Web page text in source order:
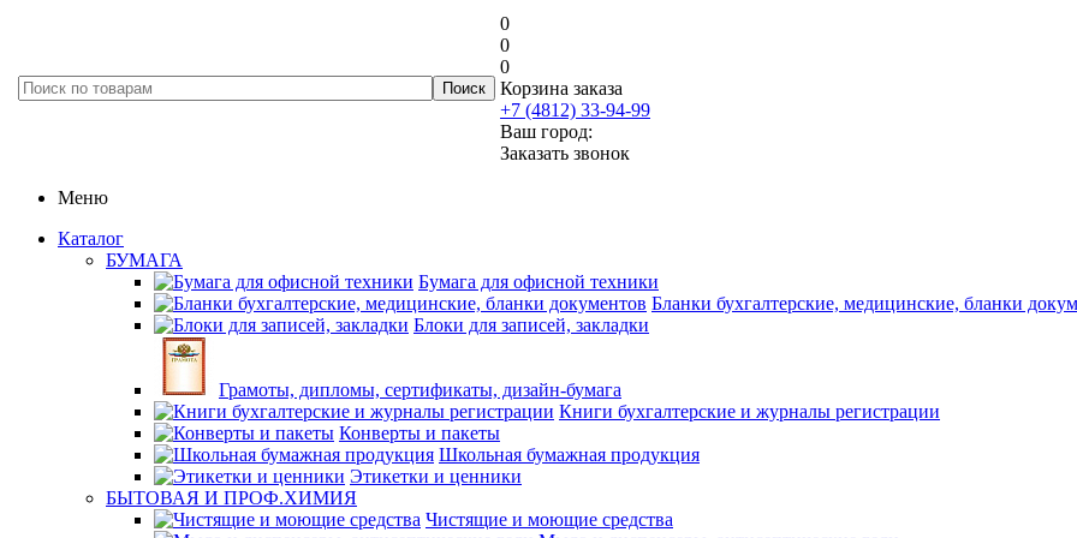
0
0
0
Корзина заказа
+7 (4812) 33-94-99
Ваш город:
Заказать звонок
Меню
Каталог
БУМАГА
Бумага для офисной техники
Бланки бухгалтерские, медицинские, бланки
Блоки для записей, закладки
Грамоты, дипломы, сертификаты, дизайн-бумага
Книги бухгалтерские и журналы регистрации
Конверты и пакеты
Школьная бумажная продукция
Этикетки и ценники
БЫТОВАЯ И ПРОФ.ХИМИЯ
Чистящие и моющие средства